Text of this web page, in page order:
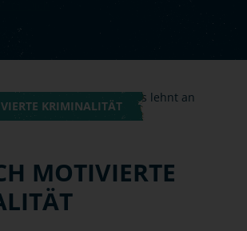
KRIMINALITÄT
MOTIVIERTE